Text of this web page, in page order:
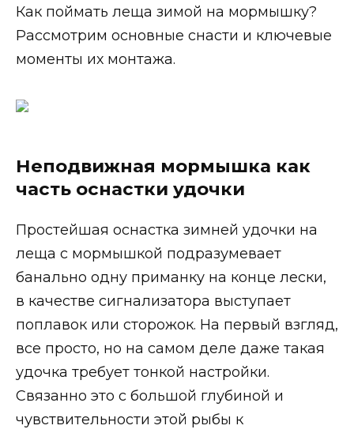
Как поймать леща зимой на мормышку?
Рассмотрим основные снасти и ключевые
моменты их монтажа.
Неподвижная мормышка как
часть оснастки удочки
Простейшая оснастка зимней удочки на
леща с мормышкой подразумевает
банально одну приманку на конце лески,
в качестве сигнализатора выступает
поплавок или сторожок. На первый взгляд,
все просто, но на самом деле даже такая
удочка требует тонкой настройки.
Связанно это с большой глубиной и
чувствительности этой рыбы к